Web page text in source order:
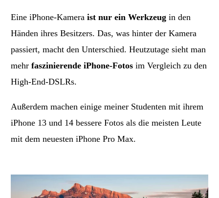
Eine iPhone-Kameraist nur ein Werkzeug in den
Händen ihres Besitzers. Das, was hinter der Kamera
passiert, macht den Unterschied. Heutzutage sieht man
mehrfaszinierende iPhone-Fotos im Vergleich zu den
High-End-DSLRs.
Außerdem machen einige meiner Studenten mit ihrem
iPhone 13 und 14 bessere Fotos als die meisten Leute
mit dem neuesten iPhone Pro Max.